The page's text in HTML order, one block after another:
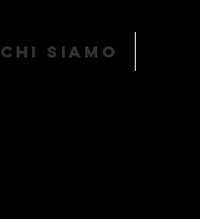
Chi Siamo